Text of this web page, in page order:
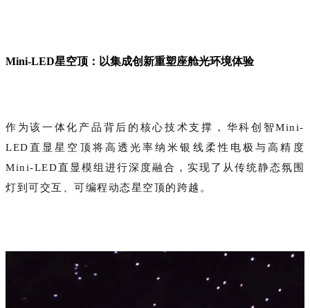
‌Mini-LED星空顶：以集成创新重塑座舱光环境体验
作为该一体化产品背后的核心技术支撑，‌华科创智Mini-
LED直显星空顶将高透光率纳米银线柔性电极与高精度
Mini-LED直显模组进行深度融合，实现了从传统静态氛围
灯到可交互、可编程动态星空顶的跨越。